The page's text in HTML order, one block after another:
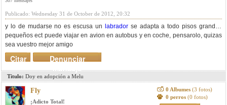
Publicado: Wednesday 31 de October de 2012, 20:32
y lo de mudarse no es escusa un labradorse adapta a todo pisos grandes
pequeños ect puede viajar en avion en autobus y en coche, pensarolo, quizas
sea vuestro mejor amigo
Denunciar
mensaje
Citar
Titulo: Doy en adopción a Melu
Fly
¡Adicto Total!
0 Albumes (3 fotos)
0 perros (0 fotos)